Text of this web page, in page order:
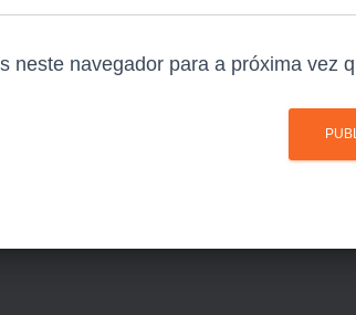
neste navegador para a próxima vez